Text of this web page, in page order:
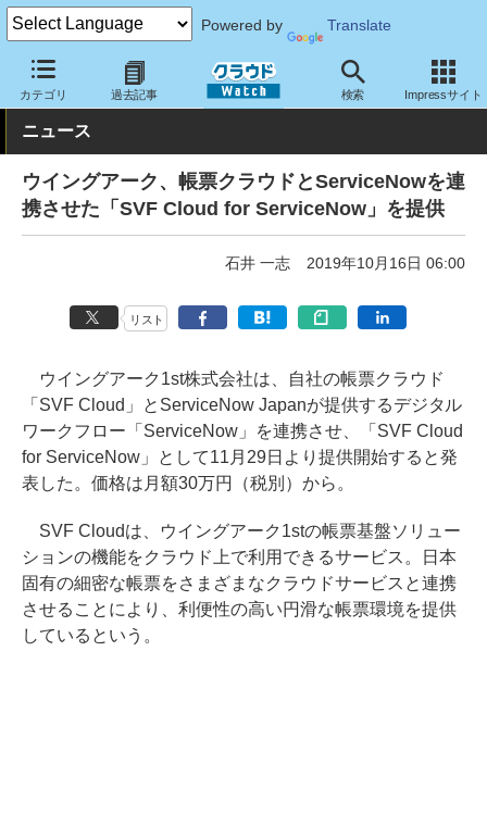
Powered by Translate
カテゴリ 過去記事 検索 Impressサイト
クラウド Watch サービス・ソフト サービス 業務関連
ニュース
ウイングアーク、帳票クラウドとServiceNowを連
携させた「SVF Cloud for ServiceNow」を提供
石井 一志 2019年10月16日 06:00
リスト
ウイングアーク1st株式会社は、自社の帳票クラウド
「SVF Cloud」とServiceNow Japanが提供するデジタル
ワークフロー「ServiceNow」を連携させ、「SVF Cloud
for ServiceNow」として11月29日より提供開始すると発
表した。価格は月額30万円（税別）から。
SVF Cloudは、ウイングアーク1stの帳票基盤ソリュー
ションの機能をクラウド上で利用できるサービス。日本
固有の細密な帳票をさまざまなクラウドサービスと連携
させることにより、利便性の高い円滑な帳票環境を提供
しているという。